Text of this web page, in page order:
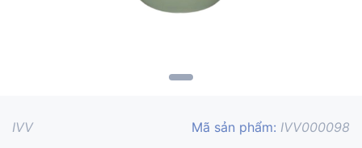
IVV Mã sản phẩm: IVV000098